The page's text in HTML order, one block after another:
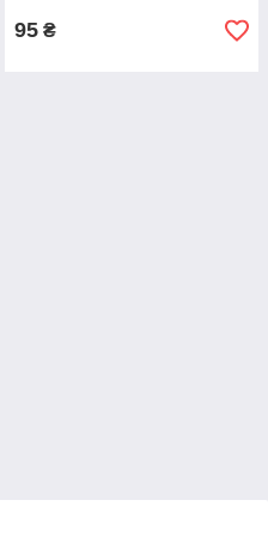
95 ₴